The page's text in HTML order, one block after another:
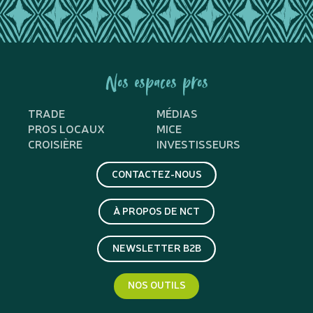
Nos espaces pros
TRADE
MÉDIAS
PROS LOCAUX
MICE
CROISIÈRE
INVESTISSEURS
CONTACTEZ-NOUS
À PROPOS DE NCT
NEWSLETTER B2B
NOS OUTILS